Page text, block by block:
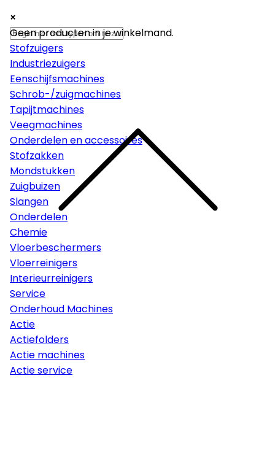
×
Machines
Stofzuigers
Industriezuigers
Eenschijfsmachines
Schrob-/zuigmachines
Tapijtmachines
Veegmachines
Onderdelen en accessoires
Stofzakken
Mondstukken
Zuigbuizen
Slangen
Onderdelen
Chemie
Vloerbeschermers
Vloerreinigers
Interieurreinigers
Service
Onderhoud Machines
Actie
Actiefolders
Actie machines
Actie service
×
×
Geen producten in je winkelmand.